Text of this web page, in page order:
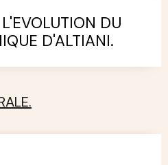
DU
D'ALTIANI.